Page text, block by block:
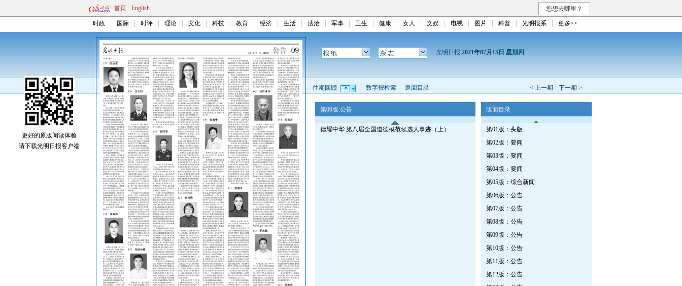
首页 English 您想去哪里？
时政 国际 时评 理论 文化 科技 教育 经济 生活 法治 军事 卫生 健康 女人 文娱 电视 图片 科普 光明报系 更多>>
报 纸 杂 志 光明日报 2021年07月15日 星期四
< 上一期 下一期 >
往期回顾 数字报检索 返回目录
第09版:公告
德耀中华 第八届全国道德模范候选人事迹（上）
版面目录
第01版：头版
第02版：要闻
第03版：要闻
第04版：要闻
第05版：综合新闻
第06版：公告
第07版：公告
第08版：公告
第09版：公告
第10版：公告
第11版：公告
第12版：公告
更好的原版阅读体验
请下载光明日报客户端